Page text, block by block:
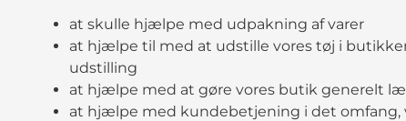
at skulle hjælpe med udpakning af varer
at hjælpe til med at udstille vores tøj i
udstilling
at hjælpe med at gøre vores butik generelt
at hjælpe med kundebetjening i det omfang,